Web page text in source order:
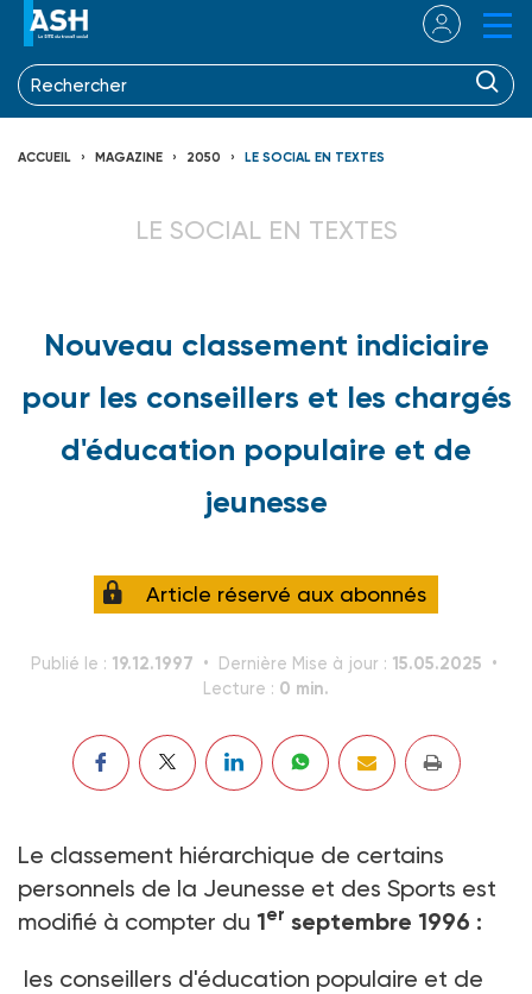
ACCUEIL MAGAZINE 2050 LE SOCIAL EN TEXTES
LE SOCIAL EN TEXTES
Nouveau classement indiciaire
pour les conseillers et les chargés
d'éducation populaire et de
jeunesse
Article réservé aux abonnés
Publié le : 19.12.1997 Dernière Mise à jour : 15.05.2025
Lecture : 0 min.
Le classement hiérarchique de certains
personnels de la Jeunesse et des Sports est
modifié à compter du 1er septembre 1996 :
les conseillers d'éducation populaire et de